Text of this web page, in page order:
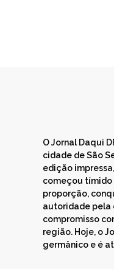
O Jornal Daqui
cidade de São
edição
começou tímido
proporção,
autoridade pela
compromisso
região. Hoje, o
germânico e é